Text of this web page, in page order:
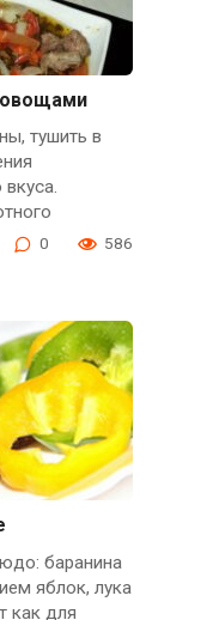
тушить в
0 586
баранина
яблок, лука
как для